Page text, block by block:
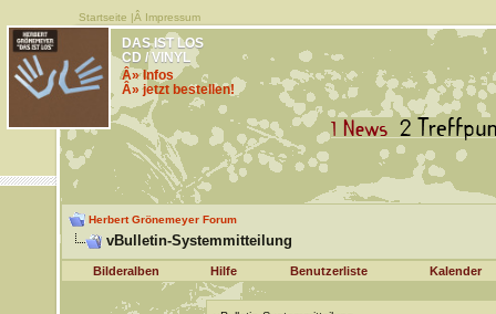
Startseite |Â Impressum
DAS IST LOS
CD / VINYL
Â» Infos
Â» jetzt bestellen!
Herbert Grönemeyer Forum
vBulletin-Systemmitteilung
Bilderalben Hilfe Benutzerliste Kalender